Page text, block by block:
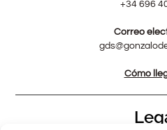
+34 696
Correo
Cómo